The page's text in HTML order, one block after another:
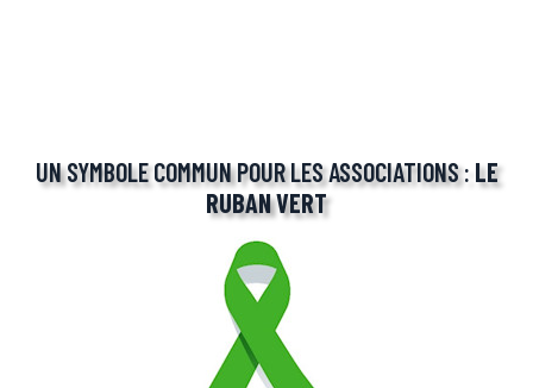
UN SYMBOLE COMMUN POUR LES ASSOCIATIONS : LE
RUBAN VERT